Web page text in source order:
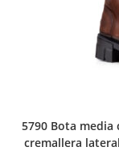
5790 Bota media
cremallera